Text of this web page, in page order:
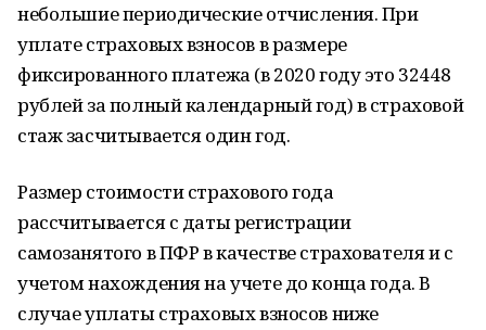
небольшие периодические отчисления. При
уплате страховых взносов в размере
фиксированного платежа (в 2020 году это 32448
рублей за полный календарный год) в страховой
стаж засчитывается один год.
Размер стоимости страхового года
рассчитывается с даты регистрации
самозанятого в ПФР в качестве страхователя и с
учетом нахождения на учете до конца года. В
случае уплаты страховых взносов ниже